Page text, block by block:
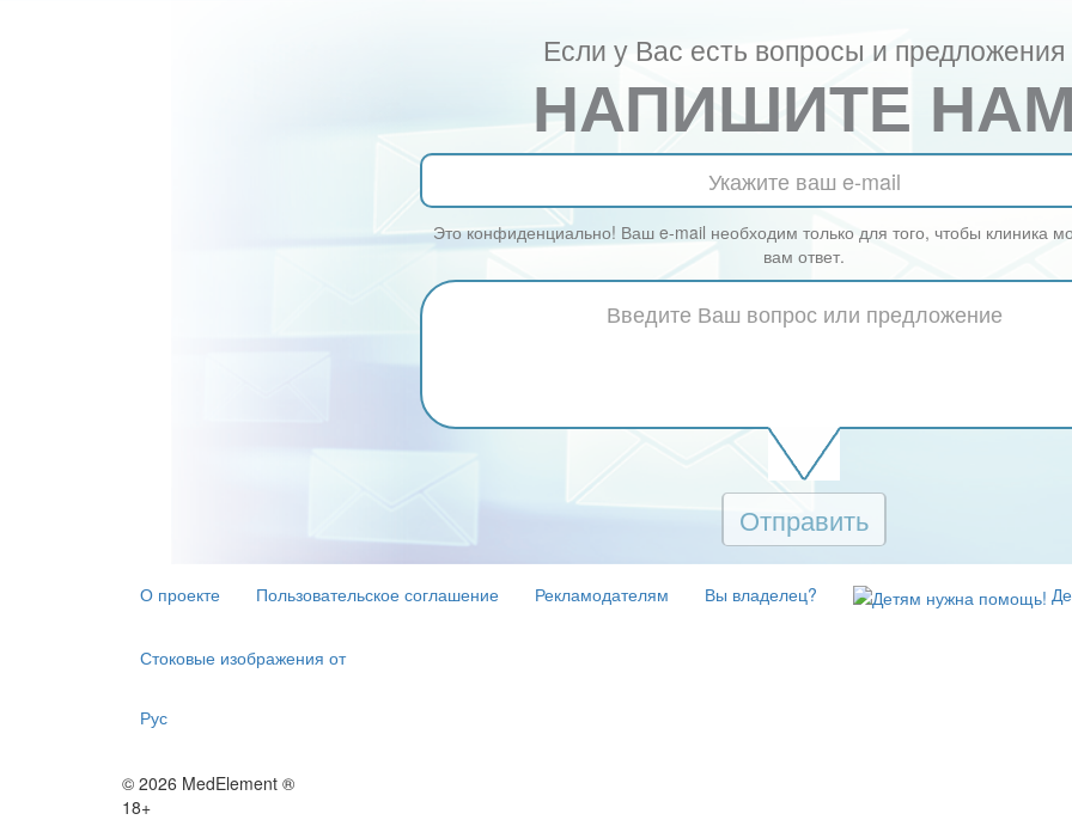
Если у Вас есть вопросы и предложения
НАПИШИТЕ НАМ
Это конфиденциально! Ваш e-mail необходим только для того, чтобы клиника
вам ответ.
Отправить
О проекте Пользовательское соглашение Рекламодателям Вы владелец?
Стоковые изображения от
Рус
© 2026 MedElement ®
18+